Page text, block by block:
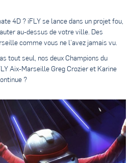
4D ? iFLY se lance dans un projet fou,
au-dessus de votre ville. Des
comme vous ne l’avez jamais vu.
tout seul, nos deux Champions du
Aix-Marseille Greg Crozier et Karine
?